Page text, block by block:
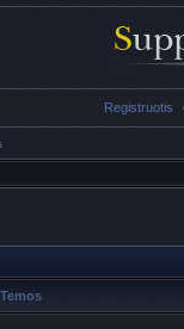
Registruotis
Temos